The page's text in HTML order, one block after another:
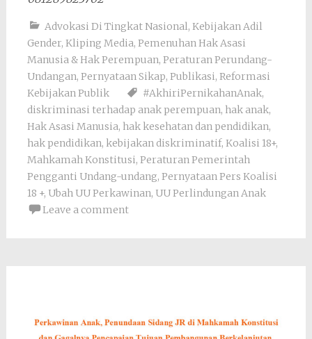
Advokasi Di Tingkat Nasional, Kebijakan Adil
Gender, Kliping Media, Pemenuhan Hak Asasi
Manusia & Hak Perempuan, Peraturan Perundang-
Undangan, Pernyataan Sikap, Publikasi, Reformasi
Kebijakan Publik
#AkhiriPernikahanAnak,
diskriminasi terhadap anak perempuan, hak anak,
Hak Asasi Manusia, hak kesehatan dan pendidikan,
hak pendidikan, kebijakan diskriminatif, Koalisi 18+,
Mahkamah Konstitusi, Peraturan Pemerintah
Pengganti Undang-undang, Pernyataan Pers Koalisi
18 +, Ubah UU Perkawinan, UU Perlindungan Anak
Leave a comment